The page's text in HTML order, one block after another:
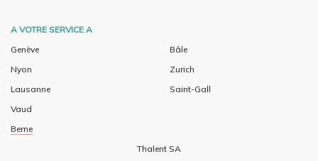
A VOTRE SERVICE A
Genève
Nyon
Lausanne
Vaud
Berne
Bâle
Zurich
Saint-Gall
Thalent SA